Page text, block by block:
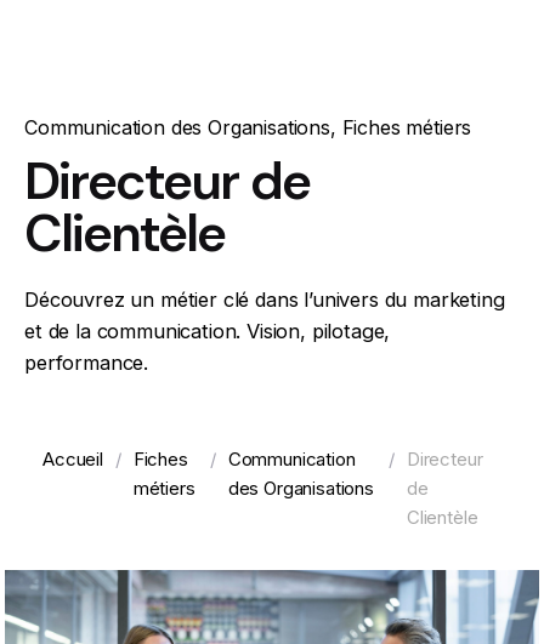
Communication des Organisations, Fiches métiers
Directeur de
Clientèle
Découvrez un métier clé dans l’univers du marketing
et de la communication. Vision, pilotage,
performance.
Accueil / Fiches
métiers
/ Communication
des Organisations
/
Directeur
de
Clientèle